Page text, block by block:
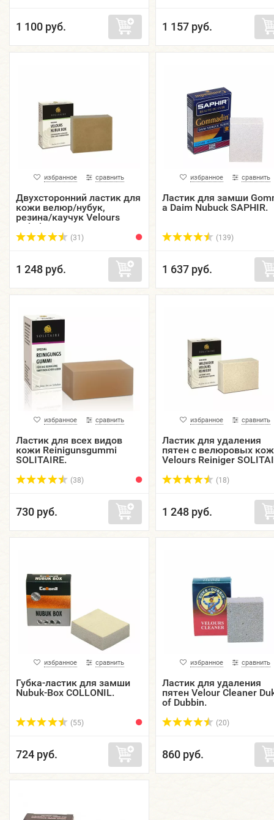
1 100 руб. 1 157 руб.
избранное сравнить
Двухсторонний ластик для
кожи велюр/нубук,
резина/каучук Velours
Nubuk Box SOLITAIRE.
(31)
1 248 руб.
избранное сравнить
Ластик для замши
a Daim Nubuck SAPHIR.
(139)
1 637 руб.
избранное сравнить
Ластик для всех видов
кожи Reinigunsgummi
SOLITAIRE.
(38)
730 руб.
избранное сравнить
Ластик для удаления
пятен с велюровых кож
Velours Reiniger
(18)
1 248 руб.
избранное сравнить
Губка-ластик для замши
Nubuk-Box COLLONIL.
(55)
724 руб.
избранное сравнить
Ластик для удаления
пятен Velour Cleaner
of Dubbin.
(20)
860 руб.